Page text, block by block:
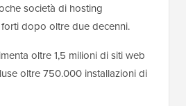
società di hosting
dopo oltre due decenni.
oltre 1,5 milioni di siti web
oltre 750.000 installazioni di